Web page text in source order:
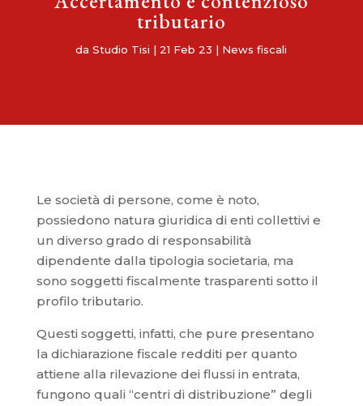
tributario
daStudio Tisi | 21 Feb 23 | News fiscali
Le società di persone, come è noto,
possiedono natura giuridica di enti collettivi e
un diverso grado di responsabilità
dipendente dalla tipologia societaria, ma
sono soggetti fiscalmente trasparenti sotto il
profilo tributario.
Questi soggetti, infatti, che pure presentano
la dichiarazione fiscale redditi per quanto
attiene alla rilevazione dei flussi in entrata,
fungono quali “centri di distribuzione” degli